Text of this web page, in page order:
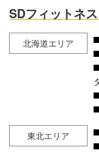
SDフィットネ
北海道エリア
東北エリア